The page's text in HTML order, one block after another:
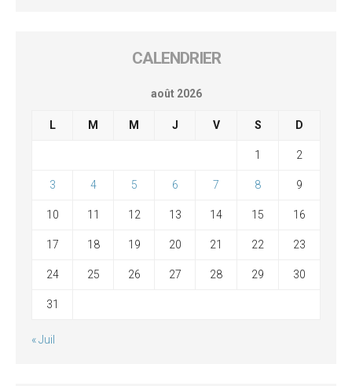
CALENDRIER
août 2026
L M M J V S D
1 2
3 4 5 6 7 8 9
10 11 12 13 14 15 16
17 18 19 20 21 22 23
24 25 26 27 28 29 30
31
« Juil